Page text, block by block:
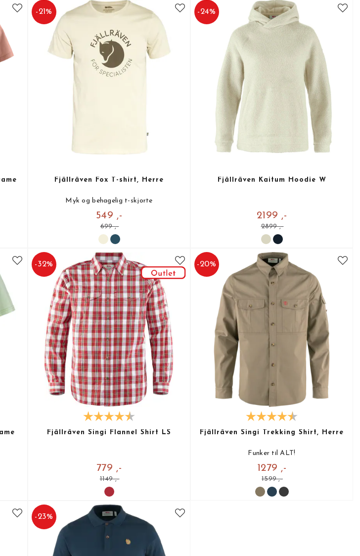
-21 %
Fjällräven Fox T-shirt, Herre
Myk og behagelig t-skjorte
549 ,-
699 ,-
-24%
Fjällräven Kaitum Hoodie W
2199 ,-
2899 ,-
-32%
Fjällräven Singi Flannel Shirt LS
779 ,-
1149 ,-
-20%
Fjällräven Singi Trekking Shirt, Herre
Funker til ALT!
1279 ,-
1599 ,-
-23%